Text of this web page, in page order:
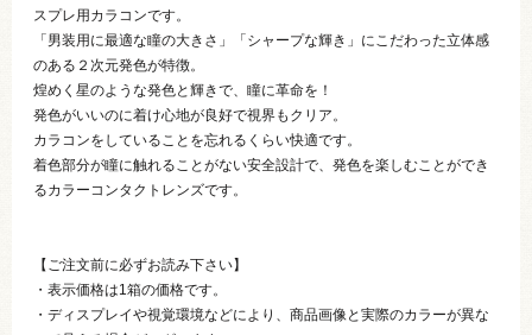
スプレ用カラコンです。
「男装用に最適な瞳の大きさ」「シャープな輝き」にこだわった立体感
のある２次元発色が特徴。
煌めく星のような発色と輝きで、瞳に革命を！
発色がいいのに着け心地が良好で視界もクリア。
カラコンをしていることを忘れるくらい快適です。
着色部分が瞳に触れることがない安全設計で、発色を楽しむことができ
るカラーコンタクトレンズです。
【ご注文前に必ずお読み下さい】
・表示価格は1箱の価格です。
・ディスプレイや視覚環境などにより、商品画像と実際のカラーが異な